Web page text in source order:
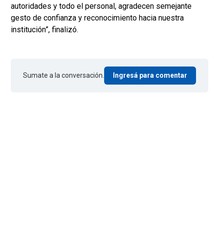
autoridades y todo el personal, agradecen semejante
gesto de confianza y reconocimiento hacia nuestra
institución”, finalizó.
Sumate a la conversación. Ingresá para comentar